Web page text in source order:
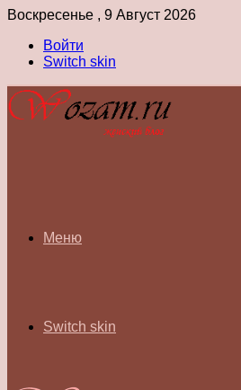
Воскресенье , 9 Август 2026
Войти
Switch skin
Меню
Switch skin